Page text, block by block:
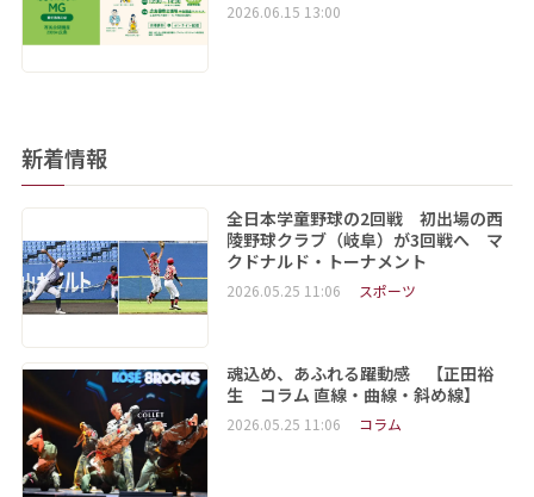
2026.06.15 13:00
新着情報
全日本学童野球の2回戦 初出場の西
陵野球クラブ（岐阜）が3回戦へ マ
クドナルド・トーナメント
2026.05.25 11:06 スポーツ
魂込め、あふれる躍動感 【正田裕
生 コラム 直線・曲線・斜め線】
2026.05.25 11:06 コラム